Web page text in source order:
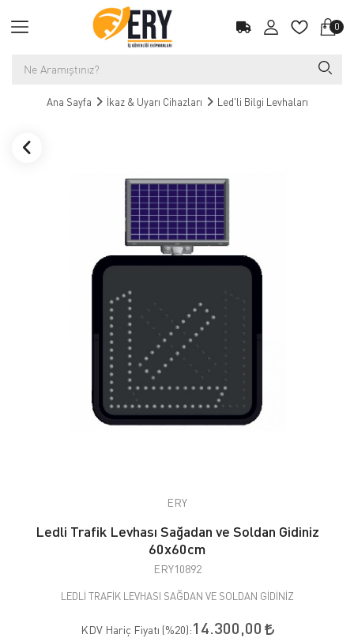
0
Ana Sayfa İkaz & Uyarı Cihazları Led'li Bilgi Levhaları
ERY
Ledli Trafik Levhası Sağadan ve Soldan Gidiniz
60x60cm
ERY10892
LEDLİ TRAFİK LEVHASI SAĞDAN VE SOLDAN GİDİNİZ
KDV Hariç Fiyatı (%20):14.300,00